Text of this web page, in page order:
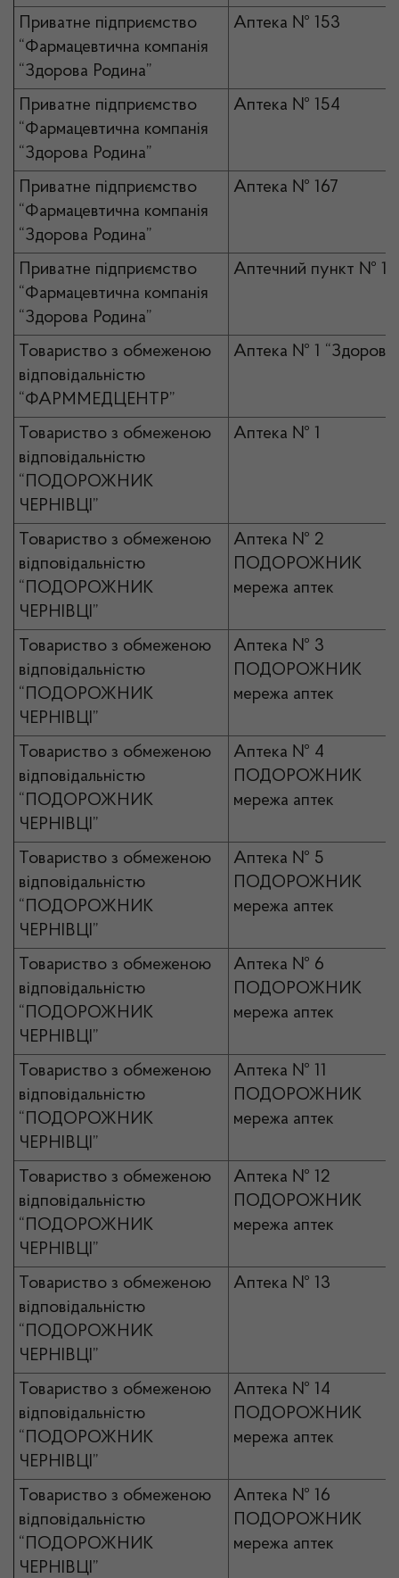
Приватне підприємство
“Фармацевтична компанія
“Здорова Родина”
Аптека № 153
Приватне підприємство
“Фармацевтична компанія
“Здорова Родина”
Аптека № 154
Приватне підприємство
“Фармацевтична компанія
“Здорова Родина”
Аптека № 167
Приватне підприємство
“Фармацевтична компанія
“Здорова Родина”
Аптечний пункт № 10
Товариство з обмеженою
відповідальністю
“ФАРММЕДЦЕНТР”
Аптека № 1
Товариство з обмеженою
відповідальністю
“ПОДОРОЖНИК
ЧЕРНІВЦІ”
Аптека № 1
Товариство з обмеженою
відповідальністю
“ПОДОРОЖНИК
ЧЕРНІВЦІ”
Аптека № 2
ПОДОРОЖНИК
мережа аптек
Товариство з обмеженою
відповідальністю
“ПОДОРОЖНИК
ЧЕРНІВЦІ”
Аптека № 3
ПОДОРОЖНИК
мережа аптек
Товариство з обмеженою
відповідальністю
“ПОДОРОЖНИК
ЧЕРНІВЦІ”
Аптека № 4
ПОДОРОЖНИК
мережа аптек
Товариство з обмеженою
відповідальністю
“ПОДОРОЖНИК
ЧЕРНІВЦІ”
Аптека № 5
ПОДОРОЖНИК
мережа аптек
Товариство з обмеженою
відповідальністю
“ПОДОРОЖНИК
ЧЕРНІВЦІ”
Аптека № 6
ПОДОРОЖНИК
мережа аптек
Товариство з обмеженою
відповідальністю
“ПОДОРОЖНИК
ЧЕРНІВЦІ”
Аптека № 11
ПОДОРОЖНИК
мережа аптек
Товариство з обмеженою
відповідальністю
“ПОДОРОЖНИК
ЧЕРНІВЦІ”
Аптека № 12
ПОДОРОЖНИК
мережа аптек
Товариство з обмеженою
відповідальністю
“ПОДОРОЖНИК
ЧЕРНІВЦІ”
Аптека № 13
Товариство з обмеженою
відповідальністю
“ПОДОРОЖНИК
ЧЕРНІВЦІ”
Аптека № 14
ПОДОРОЖНИК
мережа аптек
Товариство з обмеженою
відповідальністю
“ПОДОРОЖНИК
ЧЕРНІВЦІ”
Аптека № 16
ПОДОРОЖНИК
мережа аптек